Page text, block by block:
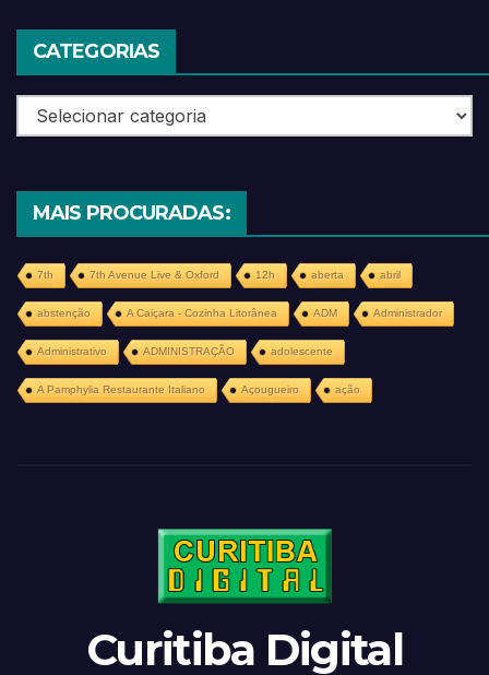
CATEGORIAS
Categorias
MAIS PROCURADAS:
7th 7th Avenue Live & Oxford 12h aberta abril
abstenção A Caiçara - Cozinha Litorânea ADM Administrador
Administrativo ADMINISTRAÇÃO adolescente
A Pamphylia Restaurante Italiano Açougueiro ação
Curitiba Digital